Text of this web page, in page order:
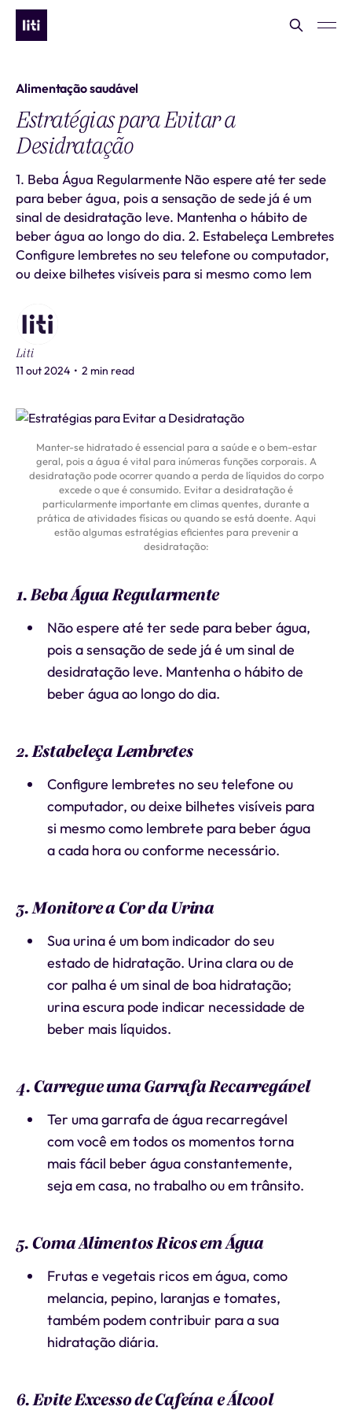
Alimentação saudável
Estratégias para Evitar a
Desidratação
1. Beba Água Regularmente Não espere até ter sede
para beber água, pois a sensação de sede já é um
sinal de desidratação leve. Mantenha o hábito de
beber água ao longo do dia. 2. Estabeleça Lembretes
Configure lembretes no seu telefone ou computador,
ou deixe bilhetes visíveis para si mesmo como lem
Liti
11 out 2024 • 2 min read
Manter-se hidratado é essencial para a saúde e o bem-estar
geral, pois a água é vital para inúmeras funções corporais. A
desidratação pode ocorrer quando a perda de líquidos do corpo
excede o que é consumido. Evitar a desidratação é
particularmente importante em climas quentes, durante a
prática de atividades físicas ou quando se está doente. Aqui
estão algumas estratégias eficientes para prevenir a
desidratação:
1. Beba Água Regularmente
Não espere até ter sede para beber água,
pois a sensação de sede já é um sinal de
desidratação leve. Mantenha o hábito de
beber água ao longo do dia.
2. Estabeleça Lembretes
Configure lembretes no seu telefone ou
computador, ou deixe bilhetes visíveis para
si mesmo como lembrete para beber água
a cada hora ou conforme necessário.
3. Monitore a Cor da Urina
Sua urina é um bom indicador do seu
estado de hidratação. Urina clara ou de
cor palha é um sinal de boa hidratação;
urina escura pode indicar necessidade de
beber mais líquidos.
4. Carregue uma Garrafa Recarregável
Ter uma garrafa de água recarregável
com você em todos os momentos torna
mais fácil beber água constantemente,
seja em casa, no trabalho ou em trânsito.
5. Coma Alimentos Ricos em Água
Frutas e vegetais ricos em água, como
melancia, pepino, laranjas e tomates,
também podem contribuir para a sua
hidratação diária.
6. Evite Excesso de Cafeína e Álcool